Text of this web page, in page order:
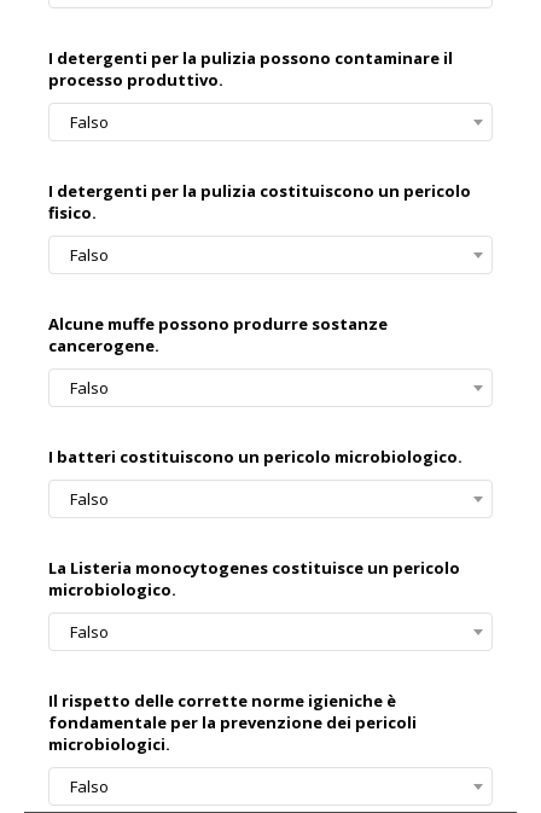
I detergenti per la pulizia possono contaminare il
processo produttivo.
Falso
I detergenti per la pulizia costituiscono un pericolo
fisico.
Falso
Alcune muffe possono produrre sostanze
cancerogene.
Falso
I batteri costituiscono un pericolo microbiologico.
Falso
La Listeria monocytogenes costituisce un pericolo
microbiologico.
Falso
Il rispetto delle corrette norme igieniche è
fondamentale per la prevenzione dei pericoli
microbiologici.
Falso